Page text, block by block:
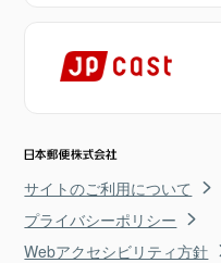
サイトのご利用について
プライバシーポリシー
Webアクセシビリティ方針